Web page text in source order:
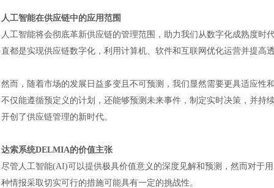
人工智能在供应链中的应用范围
人工智能将会彻底革新供应链的管理范围，助力我们从数字化成熟度时
直都是实现供应链数字化，利用计算机、软件和互联网优化运营并提
然而，随着市场的发展日益多变且不可预测，我们显然需要更具适应
不仅能遵循预定义的计划，还能够预测未来事件，制定实时决策，并
开创了供应链管理的新时代。
达索系统DELMIA的价值主张
尽管人工智能(AI)可以提供极具价值意义的深度见解和预测，然而对于
种情报采取切实可行的措施可能具有一定的挑战性。